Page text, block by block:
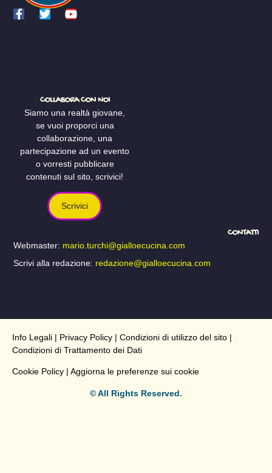
COLLABORA CON NOI
Siamo una realtà giovane,
se vuoi proporci una
collaborazione, una
partecipazione ad un evento
o vorresti pubblicare
contenuti sul sito, scrivici!
Scrivici
CONTATTI
Webmaster: mario.turchi@gialloecucina.com
Scrivi alla redazione: redazione@gialloecucina.com
Info Legali | Privacy Policy | Condizioni di utilizzo del sito |
Condizioni di Trattamento dei Dati
Cookie Policy | Aggiorna le preferenze sui cookie
© All Rights Reserved.